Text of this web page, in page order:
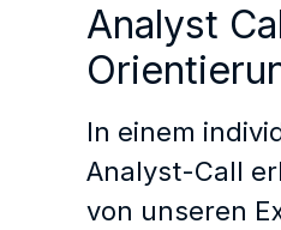
Analyst
In einem
Analyst-Call
von unseren